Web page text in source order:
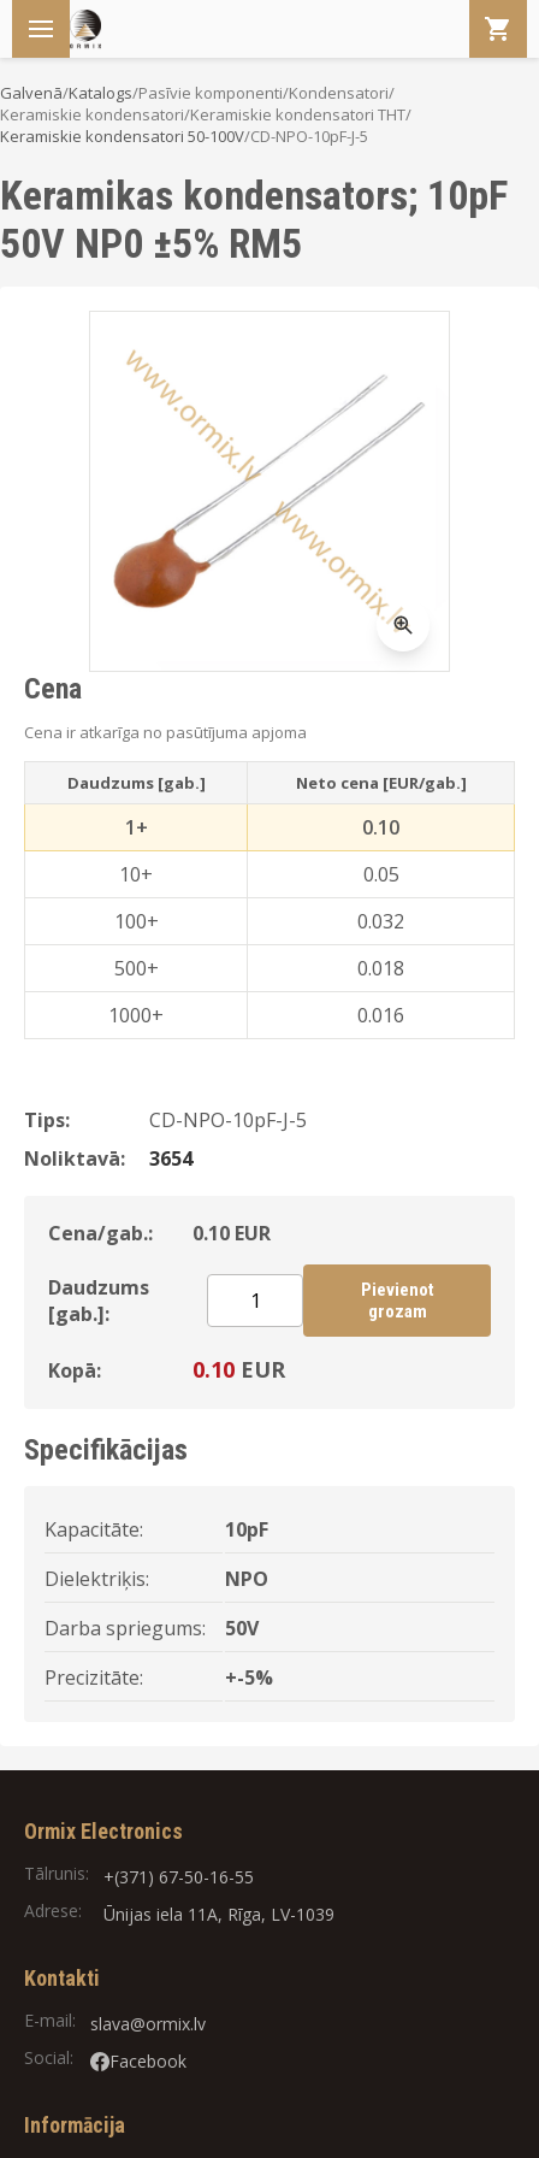
Galvenā/Katalogs/Pasīvie komponenti/Kondensatori/
Keramiskie kondensatori/Keramiskie kondensatori THT/
Keramiskie kondensatori 50-100V/CD-NPO-10pF-J-5
Keramikas kondensators; 10pF
50V NP0 ±5% RM5
Tips:
CD-NPO-10pF-J-5
Noliktavā:
3654
Cena/gab.: 0.10 EUR
Daudzums
[gab.]:
Pievienot
grozam
Kopā: 0.10 EUR
Cena
Cena ir atkarīga no pasūtījuma apjoma
Daudzums [gab.] Neto cena [EUR/gab.]
1+
0.10
10+
0.05
100+
0.032
500+
0.018
1000+
0.016
Specifikācijas
Kapacitāte:
10pF
Dielektriķis:
NPO
Darba spriegums:
50V
Precizitāte:
+-5%
Ormix Electronics
Tālrunis:
+(371) 67-50-16-55
Adrese:
Ūnijas iela 11A, Rīga, LV-1039
Kontakti
E-mail:
slava@ormix.lv
Social:
Facebook
Informācija